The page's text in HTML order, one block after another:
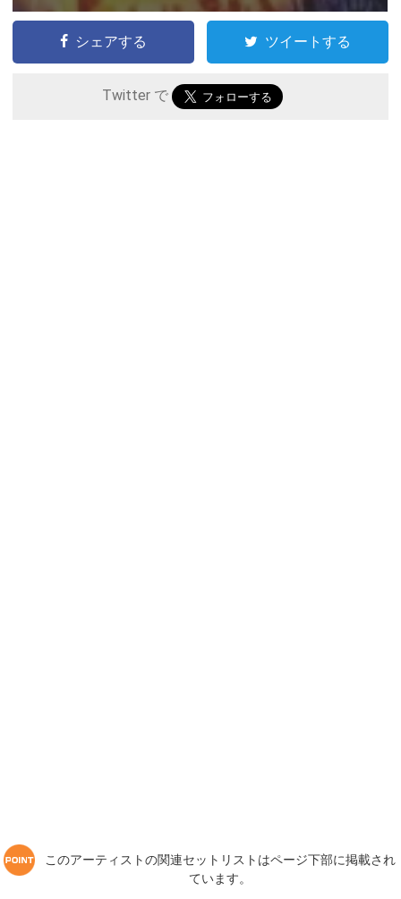
シェアする ツイートする
Twitter で
このアーティストの関連セットリストはページ下部に掲載され
ています。